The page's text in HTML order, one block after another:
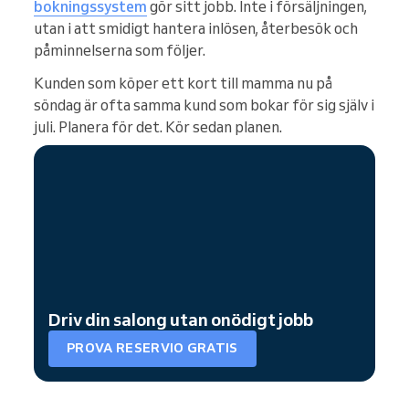
bokningssystem gör sitt jobb. Inte i försäljningen,
utan i att smidigt hantera inlösen, återbesök och
påminnelserna som följer.
Kunden som köper ett kort till mamma nu på
söndag är ofta samma kund som bokar för sig själv i
juli. Planera för det. Kör sedan planen.
Driv din salong utan onödigt jobb
PROVA RESERVIO GRATIS